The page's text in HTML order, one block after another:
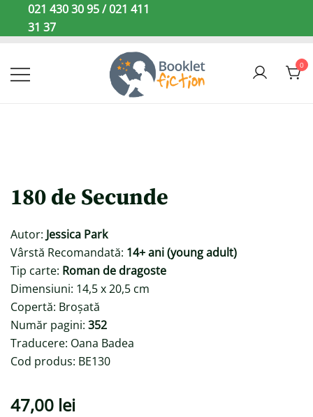
021 430 30 95 / 021 411
31 37
0
180 de Secunde
Autor: Jessica Park
Vârstă Recomandată: 14+ ani (young adult)
Tip carte: Roman de dragoste
Dimensiuni: 14,5 x 20,5 cm
Copertă: Broșată
Număr pagini: 352
Traducere: Oana Badea
Cod produs: BE130
47,00 lei